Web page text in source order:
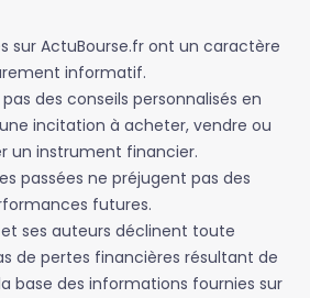
sur ActuBourse.fr ont un caractère
informatif.
des conseils personnalisés en
incitation à acheter, vendre ou
un instrument financier.
passées ne préjugent pas des
futures.
ses auteurs déclinent toute
de pertes financières résultant de
base des informations fournies sur